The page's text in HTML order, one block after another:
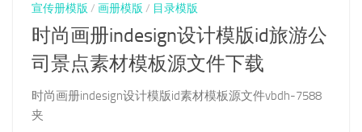
宣传册模版 / 画册模版 / 目录模版
时尚画册indesign设计模版id旅游公
司景点素材模板源文件下载
时尚画册indesign设计模版id素材模板源文件vbdh-7588
夹